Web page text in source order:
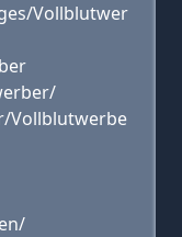
Vollblutwer
Vollblutwerbe